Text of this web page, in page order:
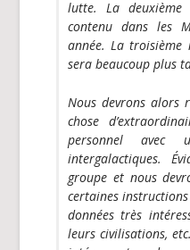
lutte. La deuxième
contenu dans les
année. La troisième
sera beaucoup plus
Nous devrons alors
chose
personnel avec
intergalactiques.
groupe et nous
certaines
données très
leurs civilisations,